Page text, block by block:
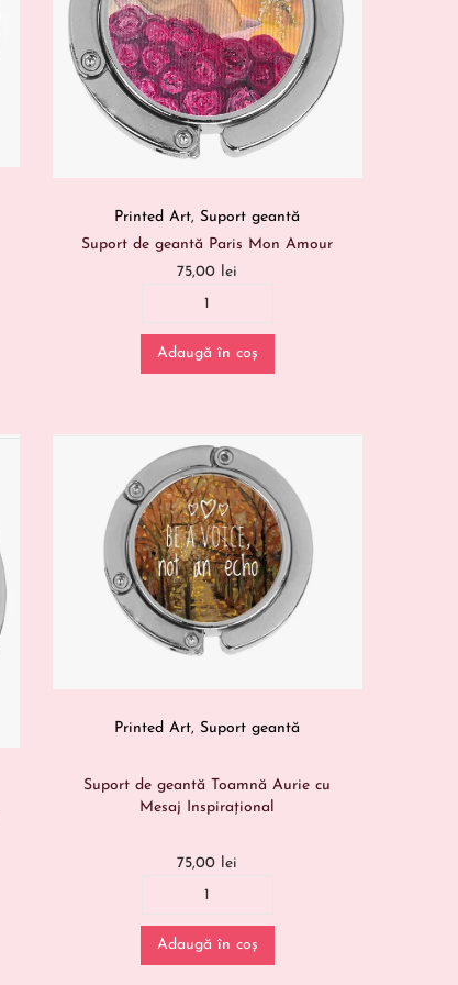
Printed Art, Suport geantă
Suport de geantă Paris Mon Amour
75,00 lei
Adaugă în coș
Printed Art, Suport geantă
Suport de geantă Toamnă Aurie cu
Mesaj Inspirațional
75,00 lei
Adaugă în coș